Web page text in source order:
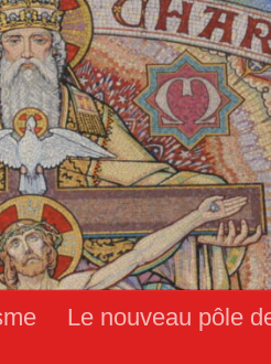
Le nouveau pôle